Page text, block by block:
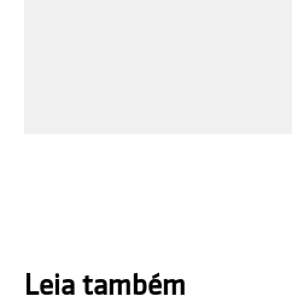
Leia também